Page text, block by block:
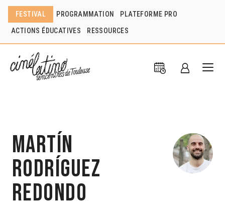
FESTIVAL PROGRAMMATION PLATEFORME PRO
ACTIONS ÉDUCATIVES RESSOURCES
Martín
Rodríguez
Redondo